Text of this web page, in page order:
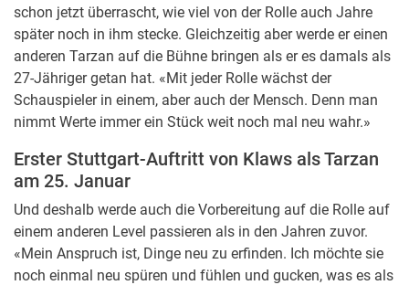
schon jetzt überrascht, wie viel von der Rolle auch Jahre
später noch in ihm stecke. Gleichzeitig aber werde er einen
anderen Tarzan auf die Bühne bringen als er es damals als
27-Jähriger getan hat. «Mit jeder Rolle wächst der
Schauspieler in einem, aber auch der Mensch. Denn man
nimmt Werte immer ein Stück weit noch mal neu wahr.»
Erster Stuttgart-Auftritt von Klaws als Tarzan
am 25. Januar
Und deshalb werde auch die Vorbereitung auf die Rolle auf
einem anderen Level passieren als in den Jahren zuvor.
«Mein Anspruch ist, Dinge neu zu erfinden. Ich möchte sie
noch einmal neu spüren und fühlen und gucken, was es als